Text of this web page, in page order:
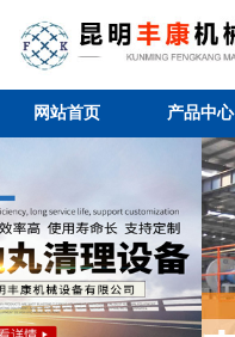
网站首页 产品中心